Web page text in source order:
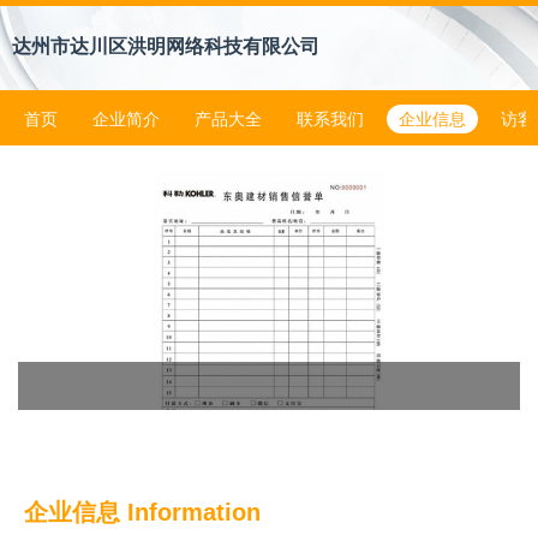
达州市达川区洪明网络科技有限公司
首页 企业简介 产品大全 联系我们 企业信息 访客
企业信息 Information